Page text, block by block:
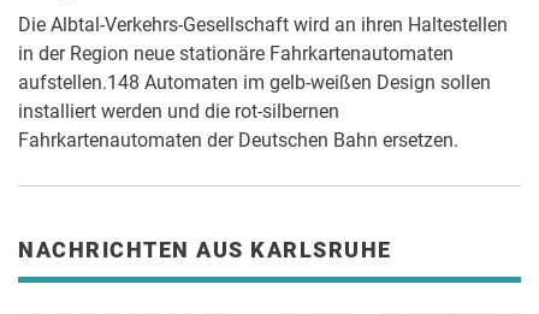
Die Albtal-Verkehrs-Gesellschaft wird an ihren Haltestellen
in der Region neue stationäre Fahrkartenautomaten
aufstellen.148 Automaten im gelb-weißen Design sollen
installiert werden und die rot-silbernen
Fahrkartenautomaten der Deutschen Bahn ersetzen.
NACHRICHTEN AUS KARLSRUHE